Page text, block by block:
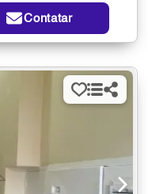
Contatar